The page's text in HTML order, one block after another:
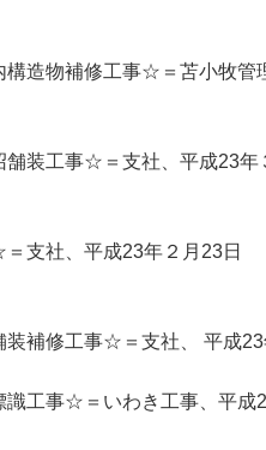
造物補修工事☆＝苫小牧管
装工事☆＝支社、平成23年
支社、平成23年２月23日
装補修工事☆＝支社、 平成
工事☆＝いわき工事、平成